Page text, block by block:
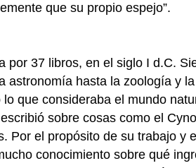
que su propio espejo”.
por 37 libros, en el siglo I d.C.
hasta la zoología y
que consideraba el mundo
sobre cosas como el
el propósito de su trabajo y
conocimiento sobre qué